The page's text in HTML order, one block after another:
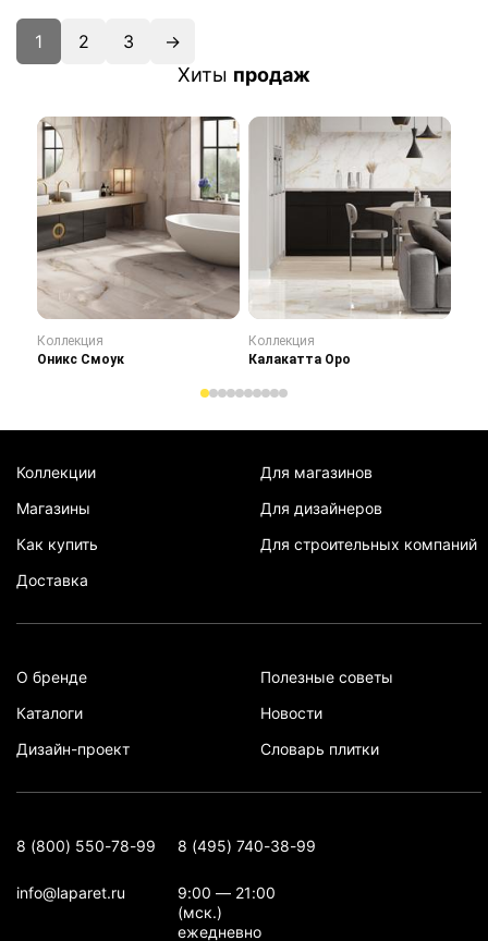
1 2 3 →
Хиты продаж
Коллекция
Оникс Смоук
Коллекция
Калакатта Оро
Коллекции
Магазины
Как купить
Доставка
Для магазинов
Для дизайнеров
Для строительных компаний
О бренде
Каталоги
Дизайн-проект
Полезные советы
Новости
Словарь плитки
8 (800) 550-78-99 8 (495) 740-38-99
info@laparet.ru
9:00 — 21:00
(мск.)
ежедневно